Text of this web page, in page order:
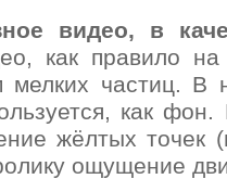
видео, в
как правило
мелких частиц. В
как
жёлтых точек
ощущение